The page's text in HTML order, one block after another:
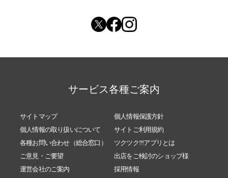
サービス各種ご案内
サイトマップ
個人情報保護方針
個人情報の取り扱いについて
サイトご利用規約
各種お問い合わせ（総合窓口）
ツクツク!!!アプリとは
ご意見・ご要望
出店をご検討のショップ様
運営会社のご案内
採用情報